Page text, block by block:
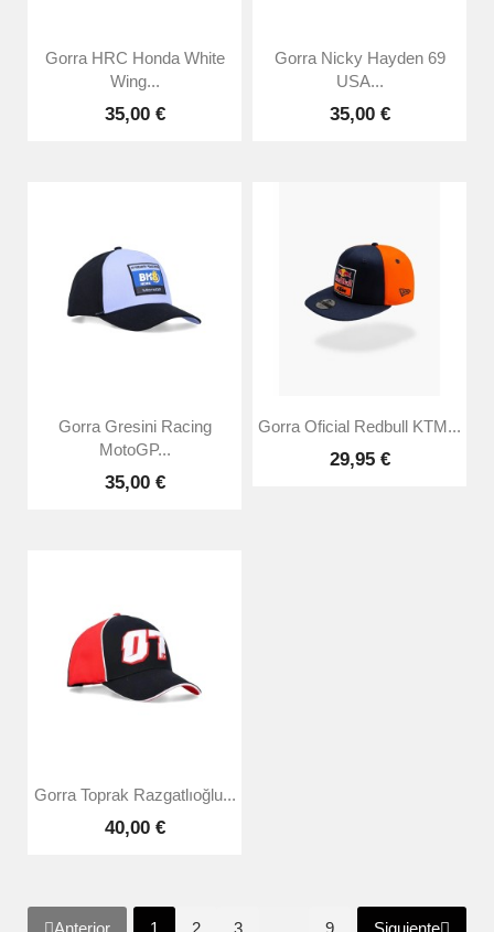
Gorra HRC Honda White
Wing...
35,00 €
Gorra Nicky Hayden 69
USA...
35,00 €
Gorra Gresini Racing
MotoGP...
35,00 €
Gorra Oficial Redbull KTM...
29,95 €
Gorra Toprak Razgatlıoğlu...
40,00 €
Anterior Siguiente